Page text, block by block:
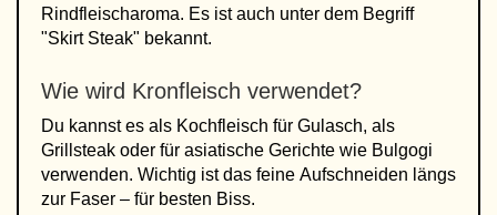
Rindfleischaroma. Es ist auch unter dem Begriff
"Skirt Steak" bekannt.
Wie wird Kronfleisch verwendet?
Du kannst es als Kochfleisch für Gulasch, als
Grillsteak oder für asiatische Gerichte wie Bulgogi
verwenden. Wichtig ist das feine Aufschneiden längs
zur Faser – für besten Biss.